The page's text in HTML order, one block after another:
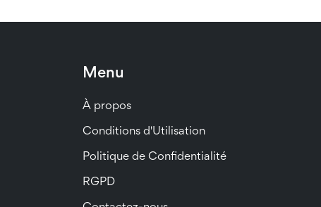
Menu
À propos
Conditions d'Utilisation
Politique de Confidentialité
RGPD